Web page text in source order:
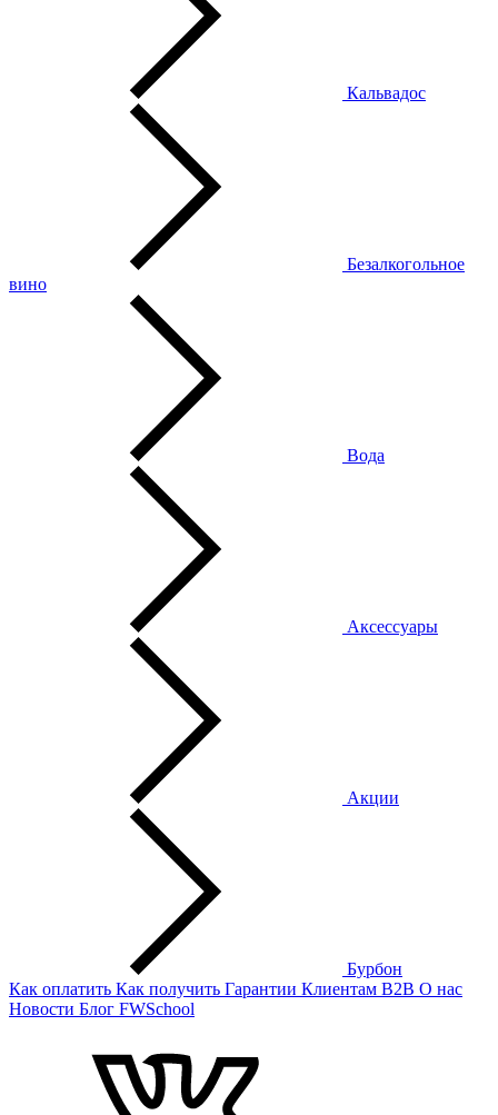
Кальвадос
Безалкогольное
вино
Вода
Аксессуары
Акции
Бурбон
Как оплатить Как получить Гарантии Клиентам B2B О нас
Новости Блог FWSchool